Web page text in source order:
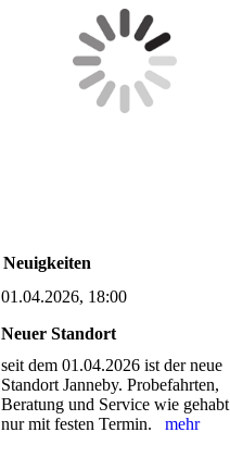
Neuigkeiten
01.04.2026, 18:00
Neuer Standort
seit dem 01.04.2026 ist der neue
Standort Janneby. Probefahrten,
Beratung und Service wie gehabt
nur mit festen Termin. mehr